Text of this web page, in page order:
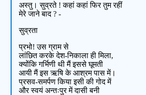
अस्तु। सुव्रते ! कहां कहां फिर तुम रहीं
मेरे जाने बाद ? -
सुव्रता
प्रभो! उस ग्राम से
लांछित करके देश-निकाला ही मिला,
क्योंकि गर्भिणी थी मैं इससे घूमती
आयी मैं इस ऋषि के आश्रम पास में।
प्रसव-समर्पण किया इसी की गोद में
और स्वयं अन्तःपुर में दासी बनी